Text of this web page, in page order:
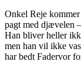
Onkel Reje
pagt med djævelen
Han bliver heller
men han vil ikke
har bedt Fadervor